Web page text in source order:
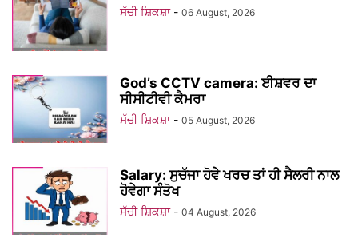
ਸੱਚੀ ਸ਼ਿਕਸ਼ਾ - 06 August, 2026
God’s CCTV camera: ਈਸ਼ਵਰ ਦਾ
ਸੀਸੀਟੀਵੀ ਕੈਮਰਾ
ਸੱਚੀ ਸ਼ਿਕਸ਼ਾ - 05 August, 2026
Salary: ਸੁਚੱਜਾ ਹੋਵੇ ਖਰਚ ਤਾਂ ਹੀ ਸੈਲਰੀ ਨਾਲ
ਹੋਵੇਗਾ ਸੰਤੋਖ
ਸੱਚੀ ਸ਼ਿਕਸ਼ਾ - 04 August, 2026